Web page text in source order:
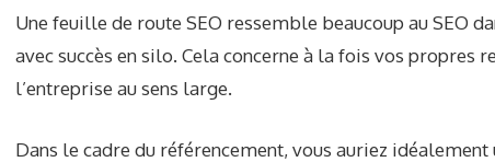
Une feuille de route SEO ressemble beaucoup au SEO
avec succès en silo. Cela concerne à la fois vos propres
l’entreprise au sens large.
Dans le cadre du référencement, vous auriez